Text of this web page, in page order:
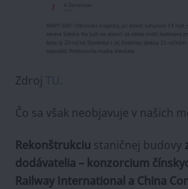
ZdrojTU.
Čo sa však neobjavuje v našich
Rekonštrukciu staničnej budovy
dodávatelia – konzorcium
Railway International a China